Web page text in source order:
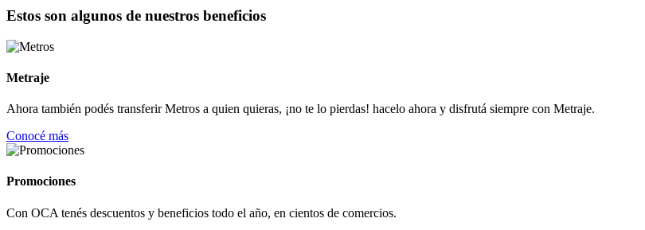
Estos son algunos de nuestros beneficios
Metraje
Ahora también podés transferir Metros a quien quieras, ¡no te lo pierdas! hacelo ahora y disfrutá siempre con Metraje.
Conocé más
Promociones
Con OCA tenés descuentos y beneficios todo el año, en cientos de comercios.